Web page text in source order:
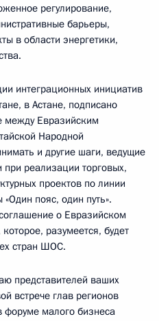
регулирование,
барьеры,
в области энергетики,
интеграционных инициатив
в Астане, подписано
между Евразийским
Народной
и другие шаги, ведущие
реализации торговых,
проектов по линии
пояс, один путь».
о Евразийском
разумеется, будет
стран ШОС.
представителей ваших
встрече глав регионов
малого бизнеса